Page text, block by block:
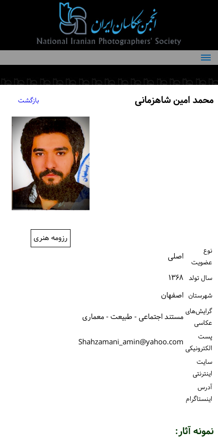
درباره انجمن
کمیته‌های انجمن
اعضاء انجمن
محمد امین شاهزمانی بازگشت
رزومه هنری
نوع
عضویت
اصلی
سال تولد ۱۳۶۸
شهرستان اصفهان
گرایش‌های
عکاسی
مستند اجتماعی - طبیعت - معماری
پست
الكترونیكی Shahzamani_amin@yahoo.com
سایت
اینترنتی
آدرس
اینستاگرام
نمونه آثار: